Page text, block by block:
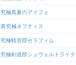
究極真夏のアイフェ
真究極ネフティス
究極軽音部セラフィム
究極剣道部シュヴェルトライテ